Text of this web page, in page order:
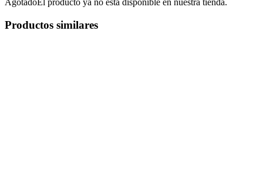
Productos similares